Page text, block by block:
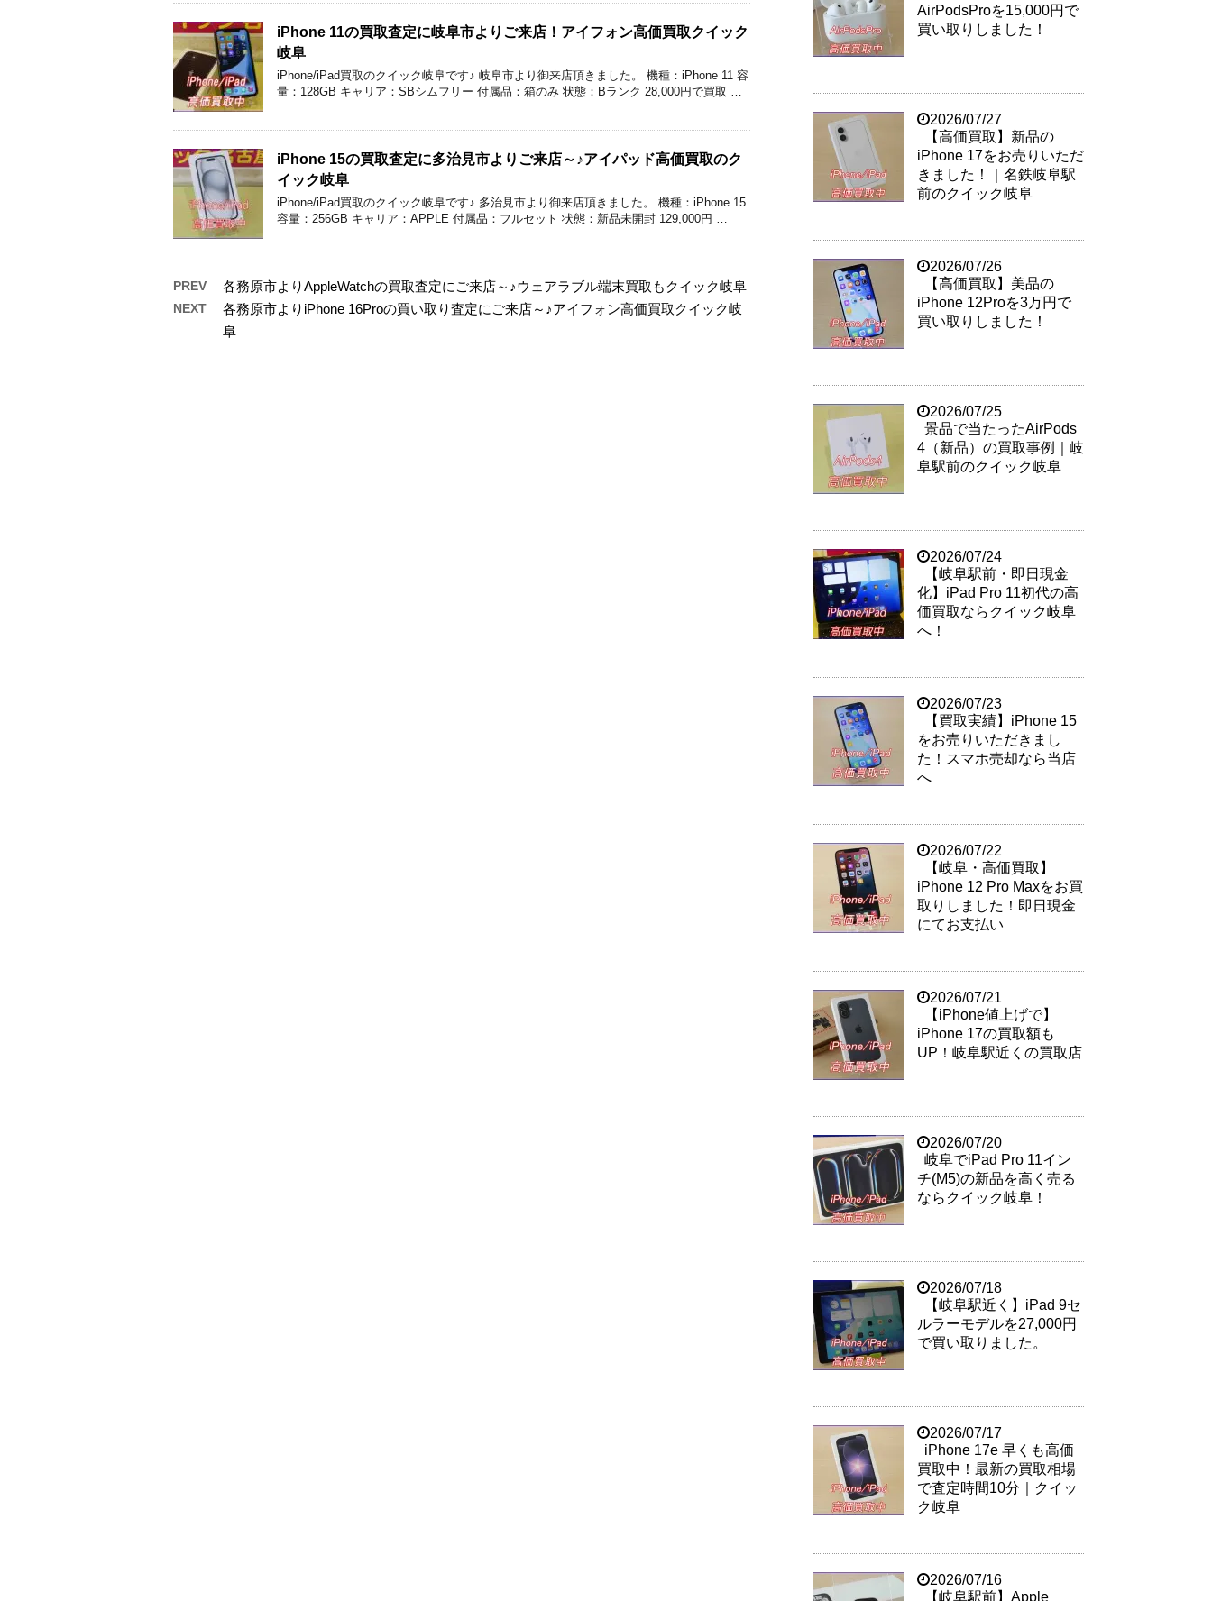
iPhone 11の買取査定に岐阜市よりご来店！アイフォン高価買取クイック
岐阜
iPhone/iPad買取のクイック岐阜です♪ 岐阜市より御来店頂きました。 機種：iPhone 11 容
量：128GB キャリア：SBシムフリー 付属品：箱のみ 状態：Bランク 28,000円で買取 …
iPhone 15の買取査定に多治見市よりご来店～♪アイパッド高価買取のク
イック岐阜
iPhone/iPad買取のクイック岐阜です♪ 多治見市より御来店頂きました。 機種：iPhone 15
容量：256GB キャリア：APPLE 付属品：フルセット 状態：新品未開封 129,000円 …
PREV 各務原市よりAppleWatchの買取査定にご来店～♪ウェアラブル端末買取もクイック岐阜
NEXT
各務原市よりiPhone 16Proの買い取り査定にご来店～♪アイフォン高価買取クイック岐
阜
AirPodsProを15,000円で
買い取りしました！
2026/07/27
【高価買取】新品の
iPhone 17をお売りいただ
きました！｜名鉄岐阜駅
前のクイック岐阜
2026/07/26
【高価買取】美品の
iPhone 12Proを3万円で
買い取りしました！
2026/07/25
景品で当たったAirPods
4（新品）の買取事例｜岐
阜駅前のクイック岐阜
2026/07/24
【岐阜駅前・即日現金
化】iPad Pro 11初代の高
価買取ならクイック岐阜
へ！
2026/07/23
【買取実績】iPhone 15
をお売りいただきまし
た！スマホ売却なら当店
へ
2026/07/22
【岐阜・高価買取】
iPhone 12 Pro Maxをお買
取りしました！即日現金
にてお支払い
2026/07/21
【iPhone値上げで】
iPhone 17の買取額も
UP！岐阜駅近くの買取店
2026/07/20
岐阜でiPad Pro 11イン
チ(M5)の新品を高く売る
ならクイック岐阜！
2026/07/18
【岐阜駅近く】iPad 9セ
ルラーモデルを27,000円
で買い取りました。
2026/07/17
iPhone 17e 早くも高価
買取中！最新の買取相場
で査定時間10分｜クイッ
ク岐阜
2026/07/16
【岐阜駅前】Apple